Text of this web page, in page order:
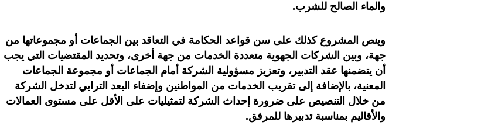
والماء الصالح للشرب.
وينص المشروع كذلك على سن قواعد الحكامة في التعاقد بين الجماعات أو مجموعاتها من
جهة، وبين الشركات الجهوية متعددة الخدمات من جهة أخرى، وتحديد المقتضيات التي يجب
أن يتضمنها عقد التدبير، وتعزيز مسؤولية الشركة أمام الجماعات أو مجموعة الجماعات
المعنية، بالإضافة إلى تقريب الخدمات من المواطنين وإضفاء البعد الترابي لتدخل الشركة
من خلال التنصيص على ضرورة إحداث الشركة لتمثيليات على الأقل على مستوى العمالات
والأقاليم بمناسبة تدبيرها للمرفق.